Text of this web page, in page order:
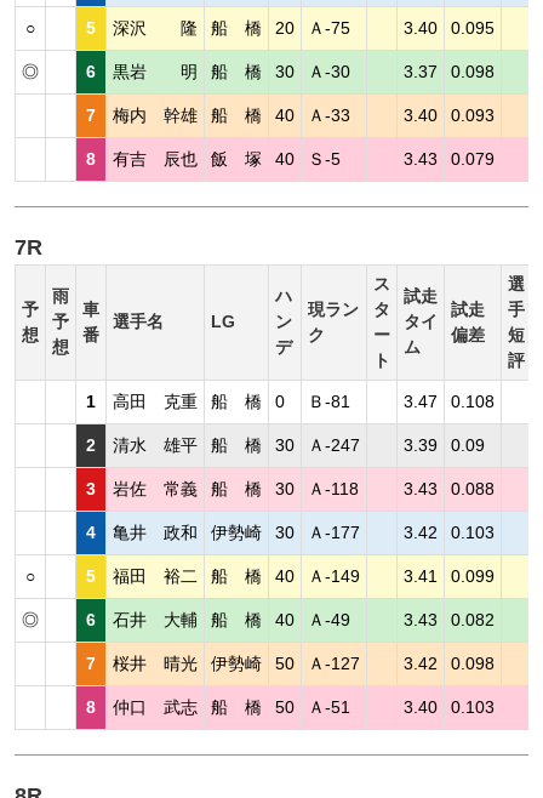
○ 5 深沢 隆 船 橋 20 Ａ-75 3.40 0.095
◎ 6 黒岩 明 船 橋 30 Ａ-30 3.37 0.098
7 梅内 幹雄 船 橋 40 Ａ-33 3.40 0.093
8 有吉 辰也 飯 塚 40 Ｓ-5 3.43 0.079
7R
予
想
雨
予
想
車
番
選手名 LG
ハ
ン
デ
現ラン
ク
ス
タ
ー
ト
試走
タイ
ム
試走
偏差
選
手
短
評
1 高田 克重 船 橋 0 Ｂ-81 3.47 0.108
2 清水 雄平 船 橋 30 Ａ-247 3.39 0.09
3 岩佐 常義 船 橋 30 Ａ-118 3.43 0.088
4 亀井 政和 伊勢崎 30 Ａ-177 3.42 0.103
○ 5 福田 裕二 船 橋 40 Ａ-149 3.41 0.099
◎ 6 石井 大輔 船 橋 40 Ａ-49 3.43 0.082
7 桜井 晴光 伊勢崎 50 Ａ-127 3.42 0.098
8 仲口 武志 船 橋 50 Ａ-51 3.40 0.103